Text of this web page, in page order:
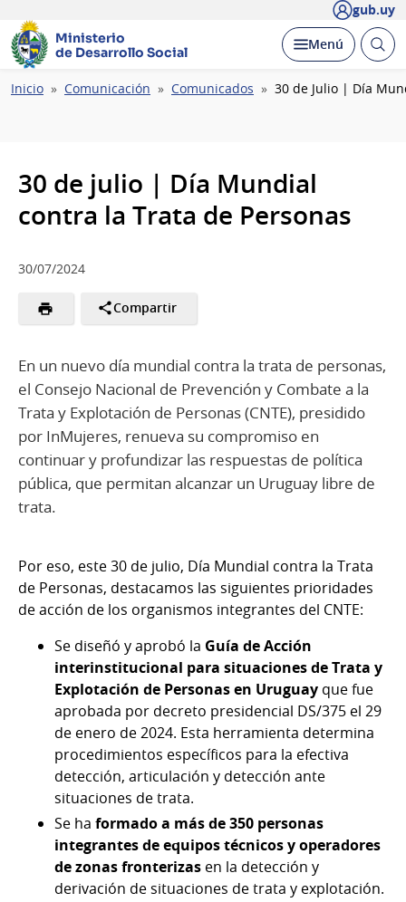
gub.uy
Ministerio
de Desarrollo Social
Desplegar
Menú Abrir
Ruta
Inicio Comunicación Comunicados 30 de Julio | Día
30 de julio | Día Mundial
contra la Trata de Personas
30/07/2024
Compartir
En un nuevo día mundial contra la trata de personas,
el Consejo Nacional de Prevención y Combate a la
Trata y Explotación de Personas (CNTE), presidido
por InMujeres, renueva su compromiso en
continuar y profundizar las respuestas de política
pública, que permitan alcanzar un Uruguay libre de
trata.
Por eso, este 30 de julio, Día Mundial contra la Trata
de Personas, destacamos las siguientes prioridades
de acción de los organismos integrantes del CNTE:
Se diseñó y aprobó la Guía de Acción
interinstitucional para situaciones de Trata y
Explotación de Personas en Uruguay que fue
aprobada por decreto presidencial DS/375 el 29
de enero de 2024. Esta herramienta determina
procedimientos específicos para la efectiva
detección, articulación y detección ante
situaciones de trata.
Se ha formado a más de 350 personas
integrantes de equipos técnicos y operadores
de zonas fronterizas en la detección y
derivación de situaciones de trata y explotación.